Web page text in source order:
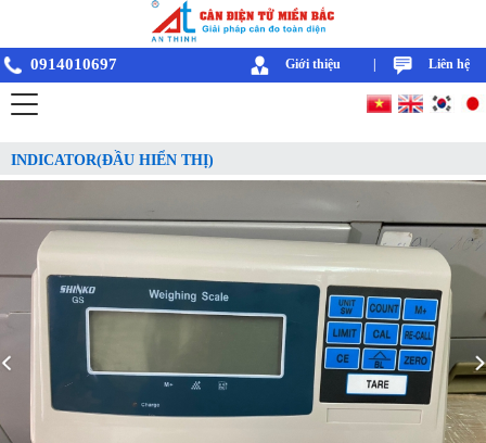
0914010697 Giới thiệu Liên hệ
INDICATOR(ĐẦU HIỂN THỊ)